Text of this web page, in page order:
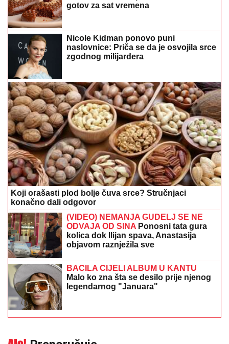
gotov za sat vremena
Nicole Kidman ponovo puni
naslovnice: Priča se da je osvojila srce
zgodnog milijardera
Koji orašasti plod bolje čuva srce? Stručnjaci
konačno dali odgovor
(VIDEO) NEMANJA GUDELJ SE NE
ODVAJA OD SINA Ponosni tata gura
kolica dok Ilijan spava, Anastasija
objavom raznježila sve
BACILA CIJELI ALBUM U KANTU
Malo ko zna šta se desilo prije njenog
legendarnog "Januara"